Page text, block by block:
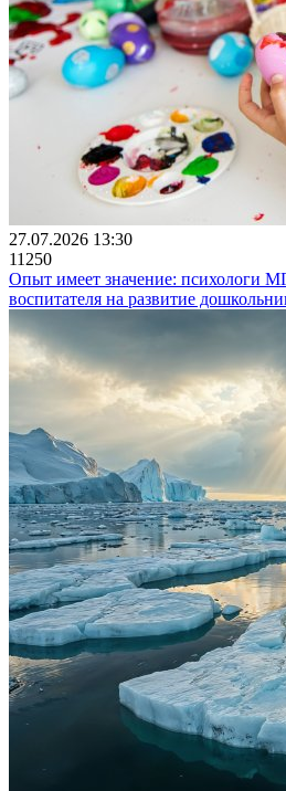
27.07.2026 13:30
11250
Опыт имеет значение: психологи
воспитателя на развитие